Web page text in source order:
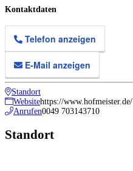
Kontaktdaten
Telefon anzeigen
E-Mail anzeigen
Standort
Websitehttps://www.hofmeister.de/
Anrufen0049 703143710
Standort